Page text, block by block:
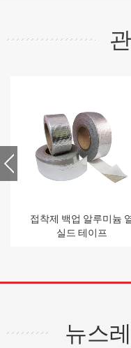
접착제 백업 알루미늄
실드 테이프
뉴스